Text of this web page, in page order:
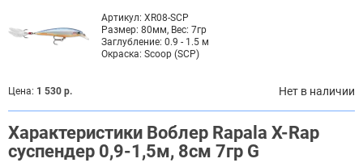
Артикул: XR08-SCP
Размер: 80мм, Вес: 7гр
Заглубление: 0.9 - 1.5 м
Окраска: Scoop (SCP)
Цена: 1 530 р. Нет в наличии
Характеристики Воблер Rapala X-Rap
суспендер 0,9-1,5м, 8см 7гр G